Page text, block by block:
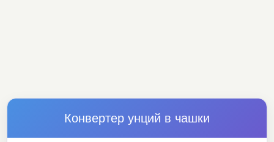
Конвертер унций в чашки